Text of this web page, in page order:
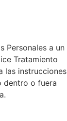
Personales a un
Tratamiento
las instrucciones
dentro o fuera